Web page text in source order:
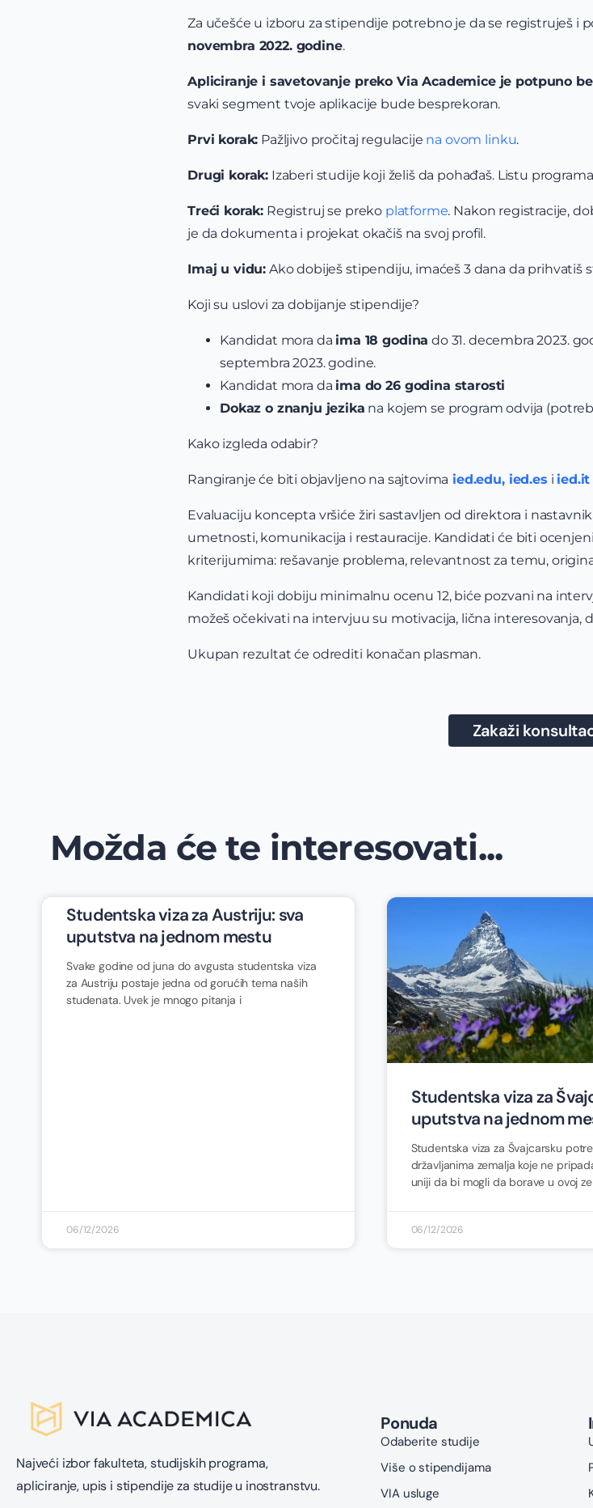
Za učešće u izboru za stipendije potrebno je da se registruješ i
novembra 2022. godine.
Apliciranje i savetovanje preko Via Academice je potpuno
svaki segment tvoje aplikacije bude besprekoran.
Prvi korak: Pažljivo pročitaj regulacije na ovom linku.
Drugi korak: Izaberi studije koji želiš da pohađaš. Listu
Treći korak: Registruj se preko platforme. Nakon registracije,
je da dokumenta i projekat okačiš na svoj profil.
Imaj u vidu: Ako dobiješ stipendiju, imaćeš 3 dana da prihvatiš
Koji su uslovi za dobijanje stipendije?
Kandidat mora da ima 18 godina do 31. decembra 2023.
septembra 2023. godine.
Kandidat mora da ima do 26 godina starosti
Dokaz o znanju jezika na kojem se program odvija
Kako izgleda odabir?
Rangiranje će biti objavljeno na sajtovima ied.edu, ied.es i ied.it
Evaluaciju koncepta vršiće žiri sastavljen od direktora i
umetnosti, komunikacija i restauracije. Kandidati će biti
kriterijumima: rešavanje problema, relevantnost za temu,
Kandidati koji dobiju minimalnu ocenu 12, biće pozvani na
možeš očekivati na intervjuu su motivacija, lična interesovanja,
Ukupan rezultat će odrediti konačan plasman.
Zakaži
Možda će te interesovati...
Studentska viza za Austriju: sva
uputstva na jednom mestu
Svake godine od juna do avgusta studentska viza
za Austriju postaje jedna od gorućih tema naših
studenata. Uvek je mnogo pitanja i
06/12/2026
Studentska viza za
uputstva na jednom
Studentska viza za Švajcarsku
državljanima zemalja koje ne
uniji da bi mogli da borave u ovoj
06/12/2026
Najveći izbor fakulteta, studijskih programa,
apliciranje, upis i stipendije za studije u inostranstvu.
Ponuda
Odaberite studije
Više o stipendijama
VIA usluge